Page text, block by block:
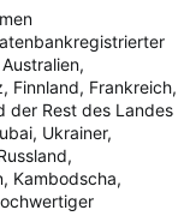
Finnland, Frankreich,
der Rest des Landes
Ukrainer,
Kambodscha,